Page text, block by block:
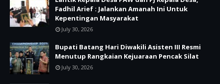
Fadhil Arief : Jalankan Amanah Ini Untuk
Kepentingan Masyarakat
July 30, 2026
Bupati Batang Hari Diwakili Asisten III Resmi
Menutup Rangkaian Kejuaraan Pencak Silat
July 30, 2026